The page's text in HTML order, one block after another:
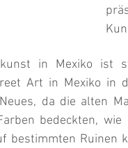
in Mexiko ist
Art in Mexiko in
da die alten
bestimmten Ruinen